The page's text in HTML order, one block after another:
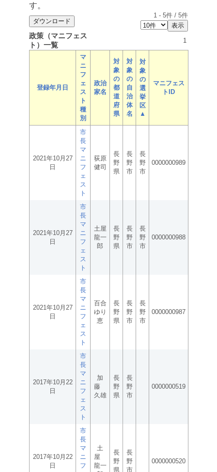
す。
1 - 5件 / 5件
政策（マニフェス
ト）一覧
1
登録年月日
マ
ニ
フ
ェ
ス
ト
種
別
政治
家名
対
象
の
都
道
府
県
対
象
の
自
治
体
名
対
象
の
選
挙
区
▲
マニフェス
トID
2021年10月27
日
市
長
マ
ニ
フ
ェ
ス
ト
荻原
健司
長
野
県
長
野
市
長
野
市
0000000989
2021年10月27
日
市
長
マ
ニ
フ
ェ
ス
ト
土屋
龍一
郎
長
野
県
長
野
市
長
野
市
0000000988
2021年10月27
日
市
長
マ
ニ
フ
ェ
ス
ト
百合
ゆり
恵
長
野
県
長
野
市
長
野
市
0000000987
2017年10月22
日
市
長
マ
ニ
フ
ェ
ス
ト
加
藤
久雄
長
野
県
長
野
市
0000000519
2017年10月22
日
市
長
マ
ニ
フ
土
屋
龍一
長
野
県
長
野
市
0000000520